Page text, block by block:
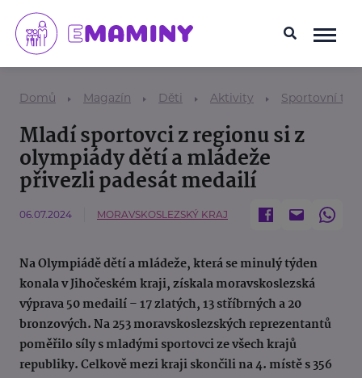
Domů Magazín Děti Aktivity Sportovní
Mladí sportovci z regionu si z
olympiády dětí a mládeže
přivezli padesát medailí
06.07.2024 MORAVSKOSLEZSKÝ KRAJ
Na Olympiádě dětí a mládeže, která se minulý týden
konala v Jihočeském kraji, získala moravskoslezská
výprava 50 medailí – 17 zlatých, 13 stříbrných a 20
bronzových. Na 253 moravskoslezských reprezentantů
poměřilo síly s mladými sportovci ze všech krajů
republiky. Celkově mezi kraji skončili na 4. místě s 356